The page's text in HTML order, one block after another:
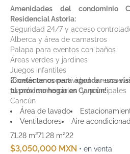
Amenidades del condominio
Residencial Astoria:
Seguridad 24/7 y acceso
Alberca y área de camastros
Palapa para eventos con baños
Áreas verdes y jardines
Juegos infantiles
Excelente conectividad a
plazas comerciales y principales
Cancún
¡Contáctanos para agendar una
tu próximo hogar en Cancún!
Área de lavado
Ventiladores
Aire
71.28 m²71.28 m²22
$3,050,000 MXN • en venta